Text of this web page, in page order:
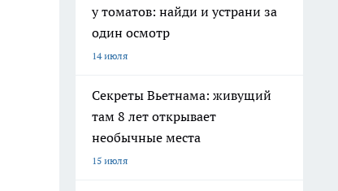
у томатов: найди и устрани за
один осмотр
14 июля
Секреты Вьетнама: живущий
там 8 лет открывает
необычные места
15 июля